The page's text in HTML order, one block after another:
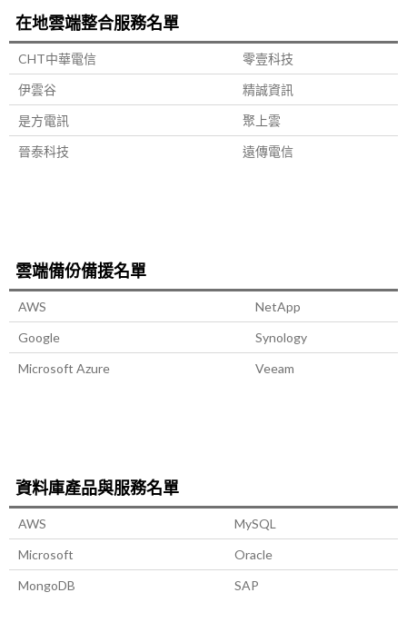
在地雲端整合服務名單
CHT中華電信
零壹科技
伊雲谷
精誠資訊
是方電訊
聚上雲
晉泰科技
遠傳電信
雲端備份備援名單
AWS
NetApp
Google
Synology
Microsoft Azure
Veeam
資料庫產品與服務名單
AWS
MySQL
Microsoft
Oracle
MongoDB
SAP